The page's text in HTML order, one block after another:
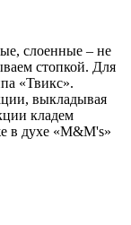
слоенные – не
стопкой. Для
«Твикс».
выкладывая
кладем
в духе «M&M's»